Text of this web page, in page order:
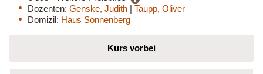
Dozenten: Genske, Judith | Taupp, Oliver
Domizil: Haus Sonnenberg
Kurs vorbei